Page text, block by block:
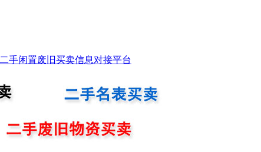
二手闲置废旧买卖信息对接平台